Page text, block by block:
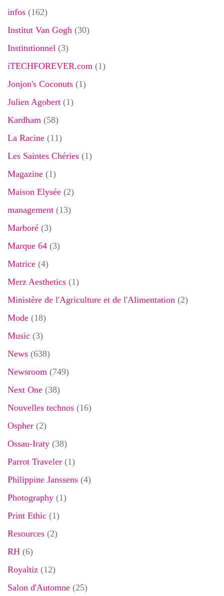
infos (162)
Institut Van Gogh (30)
Institutionnel (3)
iTECHFOREVER.com (1)
Jonjon's Coconuts (1)
Julien Agobert (1)
Kardham (58)
La Racine (11)
Les Saintes Chéries (1)
Magazine (1)
Maison Elysée (2)
management (13)
Marboré (3)
Marque 64 (3)
Matrice (4)
Merz Aesthetics (1)
Ministère de l'Agriculture et de l'Alimentation (2)
Mode (18)
Music (3)
News (638)
Newsroom (749)
Next One (38)
Nouvelles technos (16)
Ospher (2)
Ossau-Iraty (38)
Parrot Traveler (1)
Philippine Janssens (4)
Photography (1)
Print Ethic (1)
Resources (2)
RH (6)
Royaltiz (12)
Salon d'Automne (25)